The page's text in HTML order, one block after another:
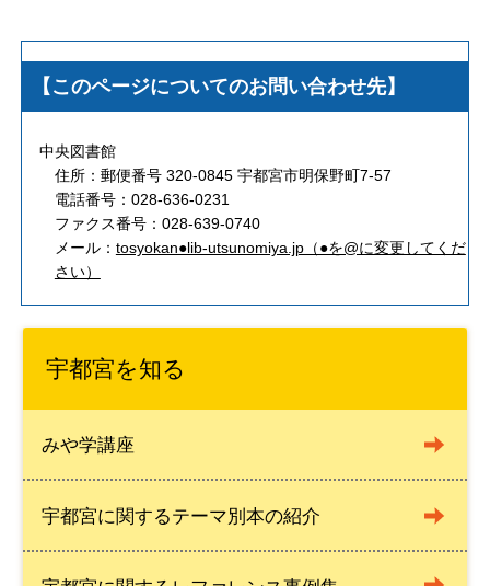
【このページについてのお問い合わせ先】
中央図書館
住所：郵便番号 320-0845 宇都宮市明保野町7-57
電話番号：028-636-0231
ファクス番号：028-639-0740
メール： tosyokan●lib-utsunomiya.jp（●を@に変更してくだ
さい）
宇都宮を知る
みや学講座
宇都宮に関するテーマ別本の紹介